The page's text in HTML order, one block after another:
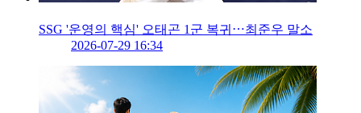
SSG '운영의 핵심' 오태곤 1군 복귀⋯최준우 말소
2026-07-29 16:34